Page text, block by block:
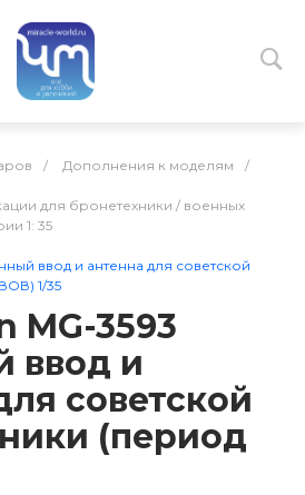
/ Дополнения к моделям
/
для бронетехники / военных
1: 35
ввод и антенна для советской
1/35
MG-3593
ввод и
советской
(период